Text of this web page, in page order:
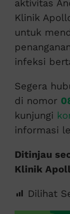
aktivitas
Klinik
untuk
infeksi
Segera
di nomor
kunjungi
informasi
Ditinjau
Klinik
Dilihat